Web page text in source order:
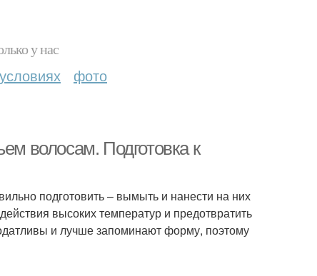
у нас
фото
волосам. Подготовка к
подготовить – вымыть и нанести на них
высоких температур и предотвратить
и лучше запоминают форму, поэтому